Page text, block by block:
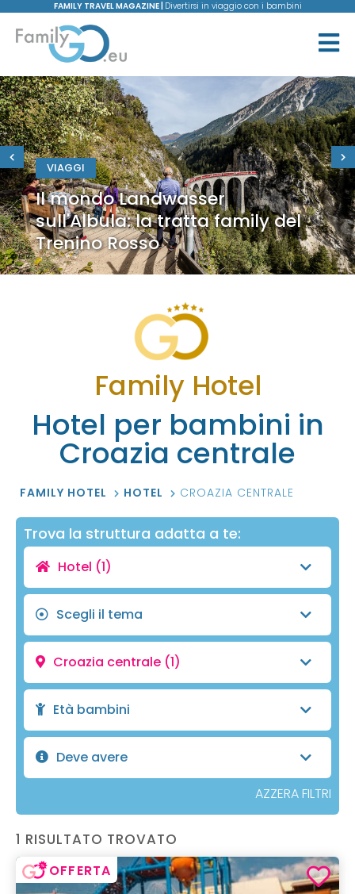
FAMILY TRAVEL MAGAZINE | Divertirsi in viaggio con i bambini
VIAGGI
Il mondo Landwasser
sull'Albula: la tratta family del
Trenino Rosso
Family Hotel
Hotel per bambini in
Croazia centrale
FAMILY HOTEL HOTEL CROAZIA CENTRALE
Trova la struttura adatta a te:
Hotel (1)
Scegli il tema
Croazia centrale (1)
Età bambini
Deve avere
AZZERA FILTRI
1 RISULTATO TROVATO
OFFERTA